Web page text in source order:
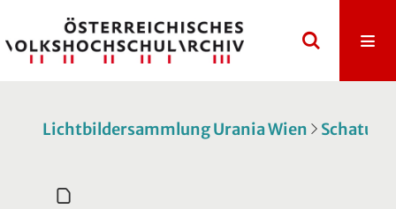
Lichtbildersammlung Urania Wien Schatulle